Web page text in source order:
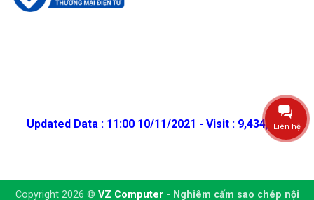
Updated Data : 11:00 10/11/2021 - Visit : 9,434,686
Copyright 2026 © VZ Computer- Nghiêm cấm sao chép nội
Liên hệ